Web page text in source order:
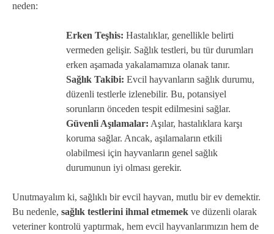
neden:
Erken Teşhis: Hastalıklar, genellikle belirti
vermeden gelişir. Sağlık testleri, bu tür durumları
erken aşamada yakalamamıza olanak tanır.
Sağlık Takibi: Evcil hayvanların sağlık durumu,
düzenli testlerle izlenebilir. Bu, potansiyel
sorunların önceden tespit edilmesini sağlar.
Güvenli Aşılamalar: Aşılar, hastalıklara karşı
koruma sağlar. Ancak, aşılamaların etkili
olabilmesi için hayvanların genel sağlık
durumunun iyi olması gerekir.
Unutmayalım ki, sağlıklı bir evcil hayvan, mutlu bir ev demektir.
Bu nedenle, sağlık testlerini ihmal etmemek ve düzenli olarak
veteriner kontrolü yaptırmak, hem evcil hayvanlarımızın hem de